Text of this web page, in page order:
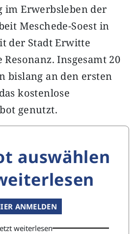
im Erwerbsleben der
Meschede-Soest in
der Stadt Erwitte
Insgesamt 20
bislang an den ersten
kostenlose
genutzt.
auswählen
ANMELDEN
weiterlesen